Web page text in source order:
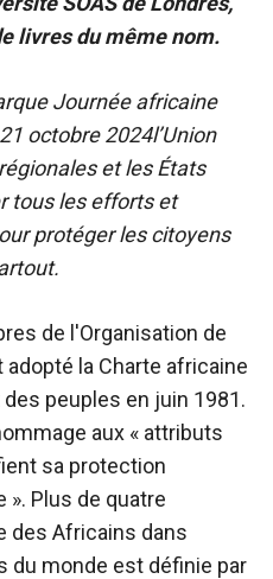
livres du même nom.
Journée africaine
octobre2024l’Union
et les États
tous les efforts et
protéger les citoyens
de l'Organisation de
adopté la Charte africaine
peuples en juin 1981.
aux « attributs
sa protection
». Plus de quatre
des Africains dans
du monde est définie par